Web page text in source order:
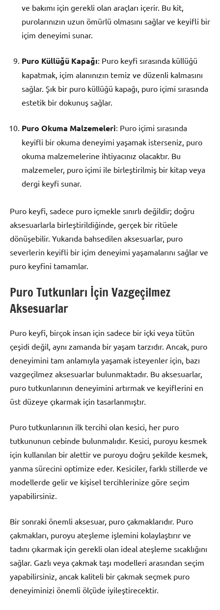
ve bakımı için gerekli olan araçları içerir. Bu kit,
purolarınızın uzun ömürlü olmasını sağlar ve keyifli bir
içim deneyimi sunar.
Puro Küllüğü Kapağı: Puro keyfi sırasında küllüğü
kapatmak, içim alanınızın temiz ve düzenli kalmasını
sağlar. Şık bir puro küllüğü kapağı, puro içimi sırasında
estetik bir dokunuş sağlar.
Puro Okuma Malzemeleri: Puro içimi sırasında
keyifli bir okuma deneyimi yaşamak isterseniz, puro
okuma malzemelerine ihtiyacınız olacaktır. Bu
malzemeler, puro içimi ile birleştirilmiş bir kitap veya
dergi keyfi sunar.
Puro keyfi, sadece puro içmekle sınırlı değildir; doğru
aksesuarlarla birleştirildiğinde, gerçek bir ritüele
dönüşebilir. Yukarıda bahsedilen aksesuarlar, puro
severlerin keyifli bir içim deneyimi yaşamalarını sağlar ve
puro keyfini tamamlar.
Puro Tutkunları İçin Vazgeçilmez
Aksesuarlar
Puro keyfi, birçok insan için sadece bir içki veya tütün
çeşidi değil, aynı zamanda bir yaşam tarzıdır. Ancak, puro
deneyimini tam anlamıyla yaşamak isteyenler için, bazı
vazgeçilmez aksesuarlar bulunmaktadır. Bu aksesuarlar,
puro tutkunlarının deneyimini artırmak ve keyiflerini en
üst düzeye çıkarmak için tasarlanmıştır.
Puro tutkunlarının ilk tercihi olan kesici, her puro
tutkununun cebinde bulunmalıdır. Kesici, puroyu kesmek
için kullanılan bir alettir ve puroyu doğru şekilde kesmek,
yanma sürecini optimize eder. Kesiciler, farklı stillerde ve
modellerde gelir ve kişisel tercihlerinize göre seçim
yapabilirsiniz.
Bir sonraki önemli aksesuar, puro çakmaklarıdır. Puro
çakmakları, puroyu ateşleme işlemini kolaylaştırır ve
tadını çıkarmak için gerekli olan ideal ateşleme sıcaklığını
sağlar. Gazlı veya çakmak taşı modelleri arasından seçim
yapabilirsiniz, ancak kaliteli bir çakmak seçmek puro
deneyiminizi önemli ölçüde iyileştirecektir.